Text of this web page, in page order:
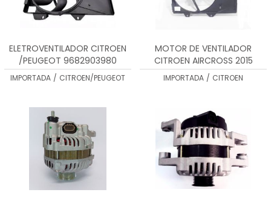
ELETROVENTILADOR CITROEN
/PEUGEOT 9682903980
IMPORTADA / CITROEN/PEUGEOT
MOTOR DE VENTILADOR
CITROEN AIRCROSS 2015
9801559180
IMPORTADA / CITROEN